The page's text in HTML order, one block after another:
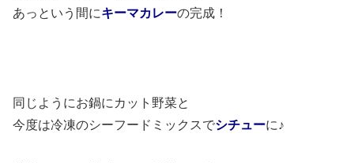
あっという間にキーマカレーの完成！
同じようにお鍋にカット野菜と
今度は冷凍のシーフードミックスでシチューに♪